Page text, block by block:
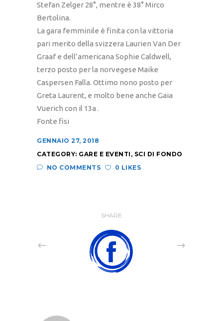
Stefan Zelger 28°, mentre è 38° Mirco
Bertolina.
La gara femminile è finita con la vittoria
pari merito della svizzera Laurien Van Der
Graaf e dell’americana Sophie Caldwell,
terzo posto per la norvegese Maike
Caspersen Falla. Ottimo nono posto per
Greta Laurent, e molto bene anche Gaia
Vuerich con il 13a .
Fonte fisi
GENNAIO 27, 2018
CATEGORY: GARE E EVENTI , SCI DI FONDO
NO COMMENTS
0 LIKES
SHARE